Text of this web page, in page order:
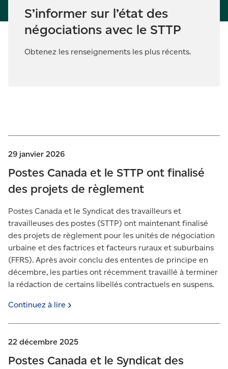
S’informer sur l’état des
négociations avec le STTP
Obtenez les renseignements les plus récents.
29 janvier 2026
Postes Canada et le STTP ont finalisé
des projets de règlement
Postes Canada et le Syndicat des travailleurs et
travailleuses des postes (STTP) ont maintenant finalisé
des projets de règlement pour les unités de négociation
urbaine et des factrices et facteurs ruraux et suburbains
(FFRS). Après avoir conclu des ententes de principe en
décembre, les parties ont récemment travaillé à terminer
la rédaction de certains libellés contractuels en suspens.
Continuez à lire
22 décembre 2025
Postes Canada et le Syndicat des